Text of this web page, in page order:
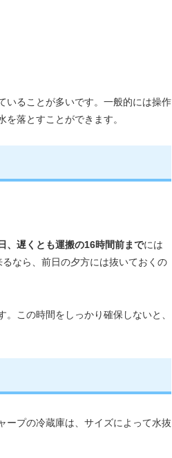
いることが多いです。一般的には操作
落とすことができます。
、遅くとも運搬の16時間前までには
なら、前日の夕方には抜いておくの
この時間をしっかり確保しないと、
ープの冷蔵庫は、サイズによって水抜